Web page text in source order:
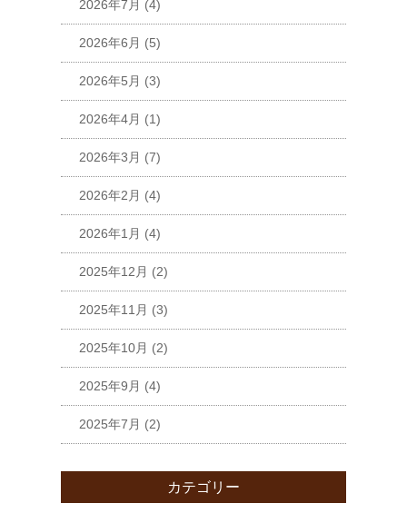
2026年7月 (4)
2026年6月 (5)
2026年5月 (3)
2026年4月 (1)
2026年3月 (7)
2026年2月 (4)
2026年1月 (4)
2025年12月 (2)
2025年11月 (3)
2025年10月 (2)
2025年9月 (4)
2025年7月 (2)
カテゴリー